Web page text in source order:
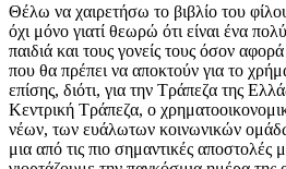
Θέλω να χαιρετήσω το βιβλίο του
όχι μόνο γιατί θεωρώ ότι είναι ένα
παιδιά και τους γονείς τους όσον
που θα πρέπει να αποκτούν για το
επίσης, διότι, για την Τράπεζα της
Κεντρική Τράπεζα, ο
νέων, των ευάλωτων κοινωνικών
μια από τις πιο σημαντικές αποστολές